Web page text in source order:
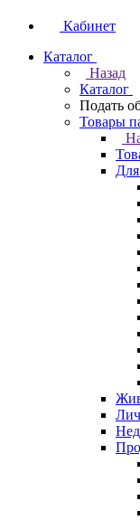
Кабинет
Каталог
Назад
Каталог
Подать
Товары